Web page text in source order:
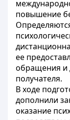
повышение
ее
обращения и
получателя.
В ходе
дополнили
оказание